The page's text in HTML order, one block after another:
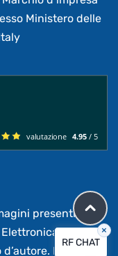
Ministero delle
valutazione 4.95 / 5
presenti su
Elettronica®e sono
È vietata
RF CHAT
×